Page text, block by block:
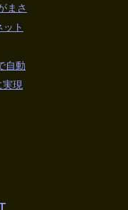
まさ
ト
自動
実現